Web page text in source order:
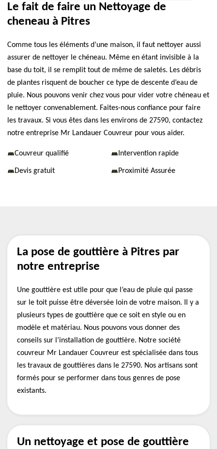
Le fait de faire un Nettoyage de
cheneau à Pitres
Comme tous les éléments d’une maison, il faut nettoyer aussi
assurer de nettoyer le chéneau. Même en étant invisible à la
base du toit, il se remplit tout de même de saletés. Les débris
de plantes risquent de boucher ce type de descente d’eau de
pluie. Nous pouvons venir chez vous pour vider votre chéneau et
le nettoyer convenablement. Faites-nous confiance pour faire
les travaux. Si vous êtes dans les environs de 27590, contactez
notre entreprise Mr Landauer Couvreur pour vous aider.
Couvreur qualifié Intervention rapide
Devis gratuit Proximité Assurée
La pose de gouttière à Pitres par
notre entreprise
Une gouttière est utile pour que l’eau de pluie qui passe
sur le toit puisse être déversée loin de votre maison. Il y a
plusieurs types de gouttière que ce soit en style ou en
modèle et matériau. Nous pouvons vous donner des
conseils sur l’installation de gouttière. Notre société
couvreur Mr Landauer Couvreur est spécialisée dans tous
les travaux de gouttières dans le 27590. Nos artisans sont
formés pour se performer dans tous genres de pose
existants.
Un nettoyage et pose de gouttière